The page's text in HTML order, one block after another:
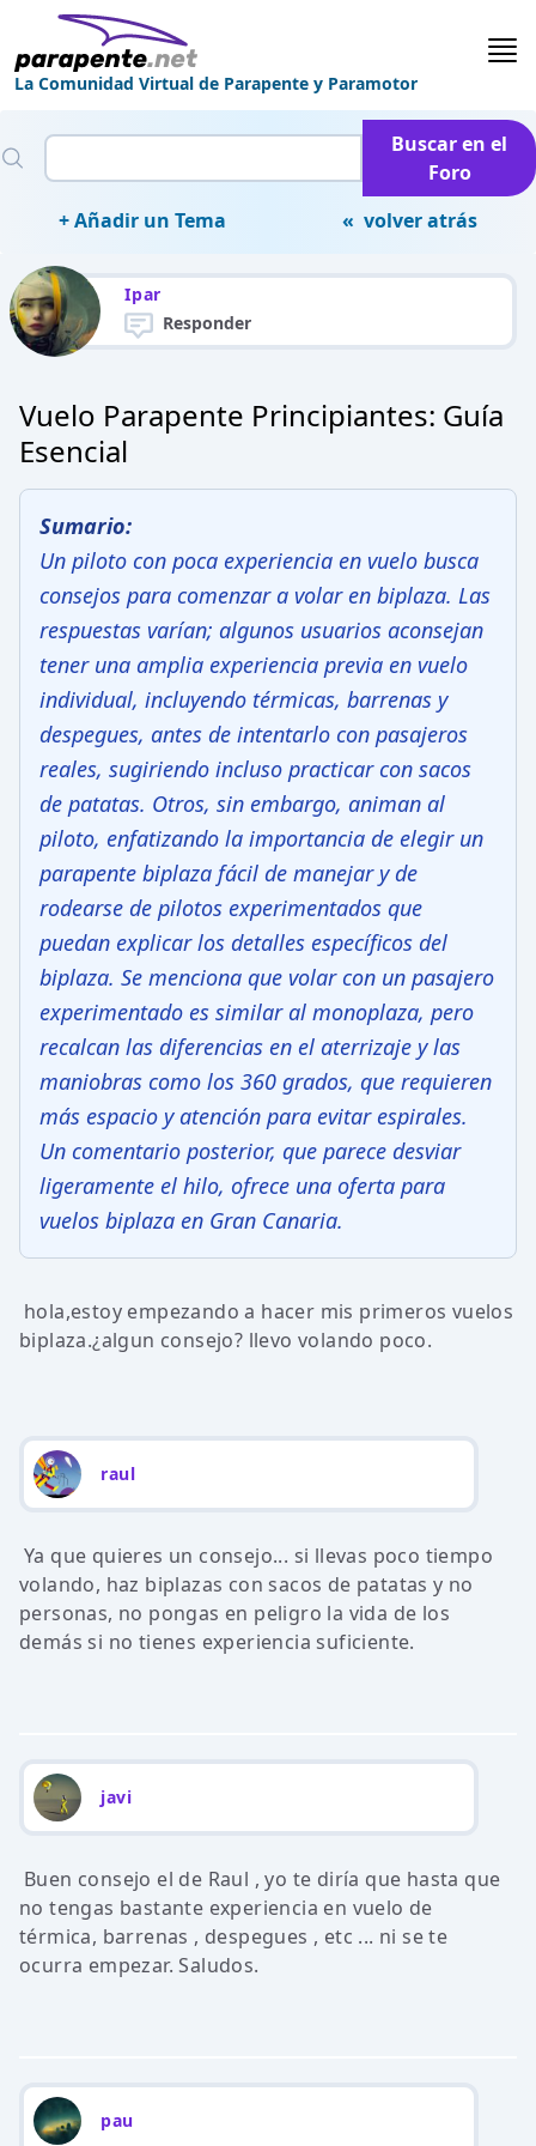
La Comunidad Virtual de Parapente y Paramotor
Buscar en el
Foro
+ Añadir un Tema
« volver atrás
Ipar
Responder
Vuelo Parapente Principiantes: Guía
Esencial
Sumario:
Un piloto con poca experiencia en vuelo busca
consejos para comenzar a volar en biplaza. Las
respuestas varían; algunos usuarios aconsejan
tener una amplia experiencia previa en vuelo
individual, incluyendo térmicas, barrenas y
despegues, antes de intentarlo con pasajeros
reales, sugiriendo incluso practicar con sacos
de patatas. Otros, sin embargo, animan al
piloto, enfatizando la importancia de elegir un
parapente biplaza fácil de manejar y de
rodearse de pilotos experimentados que
puedan explicar los detalles específicos del
biplaza. Se menciona que volar con un pasajero
experimentado es similar al monoplaza, pero
recalcan las diferencias en el aterrizaje y las
maniobras como los 360 grados, que requieren
más espacio y atención para evitar espirales.
Un comentario posterior, que parece desviar
ligeramente el hilo, ofrece una oferta para
vuelos biplaza en Gran Canaria.
hola,estoy empezando a hacer mis primeros vuelos
biplaza.¿algun consejo? llevo volando poco.
raul
Ya que quieres un consejo... si llevas poco tiempo
volando, haz biplazas con sacos de patatas y no
personas, no pongas en peligro la vida de los
demás si no tienes experiencia suficiente.
javi
Buen consejo el de Raul , yo te diría que hasta que
no tengas bastante experiencia en vuelo de
térmica, barrenas , despegues , etc ... ni se te
ocurra empezar. Saludos.
pau